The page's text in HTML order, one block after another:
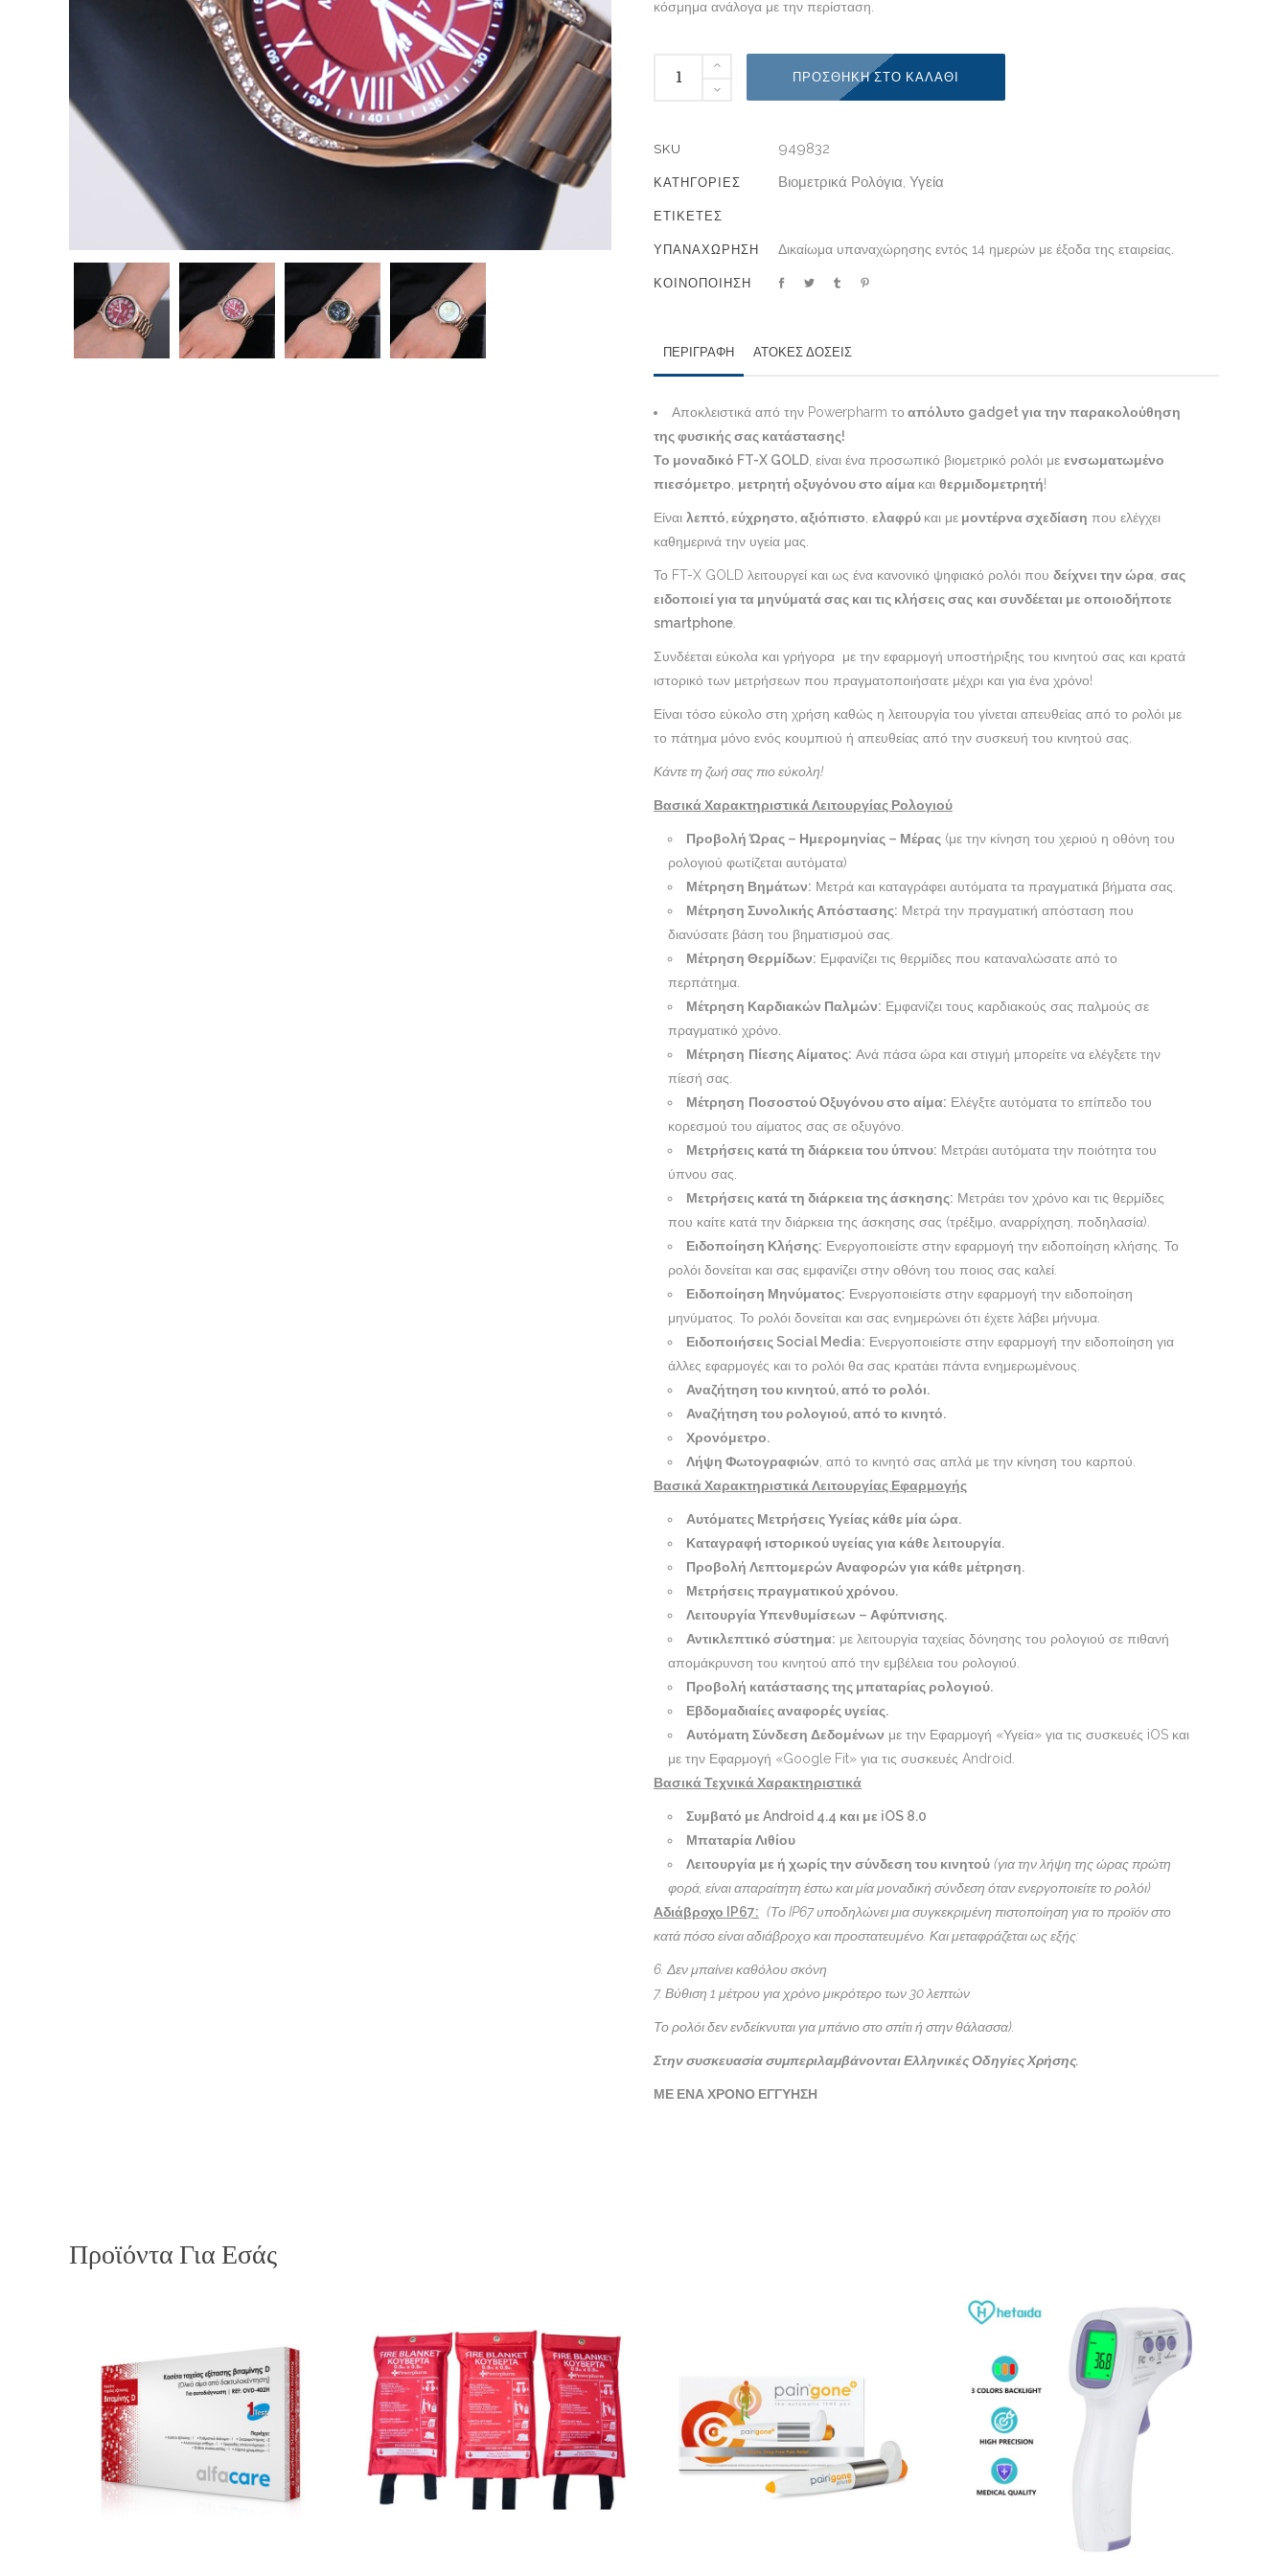
κόσμημα ανάλογα με την περίσταση.
ΠΡΟΣΘΉΚΗ ΣΤΟ ΚΑΛΆΘΙ
SKU 949832
ΚΑΤΗΓΟΡΊΕΣ Βιομετρικά Ρολόγια, Υγεία
ΕΤΙΚΈΤΕΣ
ΥΠΑΝΑΧΩΡΗΣΗ Δικαίωμα υπαναχώρησης εντός 14 ημερών με έξοδα της εταιρείας.
ΚΟΙΝΟΠΟΙΗΣΗ
ΠΕΡΙΓΡΑΦΗ ΆΤΟΚΕΣ ΔΌΣΕΙΣ
Αποκλειστικά από την Powerpharm το απόλυτο gadget για την παρακολούθηση
της φυσικής σας κατάστασης!
Το μοναδικό FT-X GOLD, είναι ένα προσωπικό βιομετρικό ρολόι με ενσωματωμένο
πιεσόμετρο, μετρητή οξυγόνου στο αίμα και θερμιδομετρητή!
Είναι λεπτό, εύχρηστο, αξιόπιστο, ελαφρύ και με μοντέρνα σχεδίαση που ελέγχει
καθημερινά την υγεία μας.
Το FT-X GOLD λειτουργεί και ως ένα κανονικό ψηφιακό ρολόι που δείχνει την ώρα, σας
ειδοποιεί για τα μηνύματά σας και τις κλήσεις σας και συνδέεται με οποιοδήποτε
smartphone.
Συνδέεται εύκολα και γρήγορα με την εφαρμογή υποστήριξης του κινητού σας και κρατά
ιστορικό των μετρήσεων που πραγματοποιήσατε μέχρι και για ένα χρόνο!
Είναι τόσο εύκολο στη χρήση καθώς η λειτουργία του γίνεται απευθείας από το ρολόι με
το πάτημα μόνο ενός κουμπιού ή απευθείας από την συσκευή του κινητού σας.
Κάντε τη ζωή σας πιο εύκολη!
Βασικά Χαρακτηριστικά Λειτουργίας Ρολογιού
Προβολή Ώρας – Ημερομηνίας – Μέρας (με την κίνηση του χεριού η οθόνη του
ρολογιού φωτίζεται αυτόματα)
Μέτρηση Βημάτων: Μετρά και καταγράφει αυτόματα τα πραγματικά βήματα σας.
Μέτρηση Συνολικής Απόστασης: Μετρά την πραγματική απόσταση που
διανύσατε βάση του βηματισμού σας.
Μέτρηση Θερμίδων: Εμφανίζει τις θερμίδες που καταναλώσατε από το
περπάτημα.
Μέτρηση Καρδιακών Παλμών: Εμφανίζει τους καρδιακούς σας παλμούς σε
πραγματικό χρόνο.
Μέτρηση Πίεσης Αίματος: Ανά πάσα ώρα και στιγμή μπορείτε να ελέγξετε την
πίεσή σας.
Μέτρηση Ποσοστού Οξυγόνου στο αίμα: Ελέγξτε αυτόματα το επίπεδο του
κορεσμού του αίματος σας σε οξυγόνο.
Μετρήσεις κατά τη διάρκεια του ύπνου: Μετράει αυτόματα την ποιότητα του
ύπνου σας.
Μετρήσεις κατά τη διάρκεια της άσκησης: Μετράει τον χρόνο και τις θερμίδες
που καίτε κατά την διάρκεια της άσκησης σας (τρέξιμο, αναρρίχηση, ποδηλασία).
Ειδοποίηση Κλήσης: Ενεργοποιείστε στην εφαρμογή την ειδοποίηση κλήσης. Το
ρολόι δονείται και σας εμφανίζει στην οθόνη του ποιος σας καλεί.
Ειδοποίηση Μηνύματος: Ενεργοποιείστε στην εφαρμογή την ειδοποίηση
μηνύματος. Το ρολόι δονείται και σας ενημερώνει ότι έχετε λάβει μήνυμα.
Ειδοποιήσεις Social Media: Ενεργοποιείστε στην εφαρμογή την ειδοποίηση για
άλλες εφαρμογές και το ρολόι θα σας κρατάει πάντα ενημερωμένους.
Αναζήτηση του κινητού, από το ρολόι.
Αναζήτηση του ρολογιού, από το κινητό.
Χρονόμετρο.
Λήψη Φωτογραφιών, από το κινητό σας απλά με την κίνηση του καρπού.
Βασικά Χαρακτηριστικά Λειτουργίας Εφαρμογής
Αυτόματες Μετρήσεις Υγείας κάθε μία ώρα.
Καταγραφή ιστορικού υγείας για κάθε λειτουργία.
Προβολή Λεπτομερών Αναφορών για κάθε μέτρηση.
Μετρήσεις πραγματικού χρόνου.
Λειτουργία Υπενθυμίσεων – Αφύπνισης.
Αντικλεπτικό σύστημα: με λειτουργία ταχείας δόνησης του ρολογιού σε πιθανή
απομάκρυνση του κινητού από την εμβέλεια του ρολογιού.
Προβολή κατάστασης της μπαταρίας ρολογιού.
Εβδομαδιαίες αναφορές υγείας.
Αυτόματη Σύνδεση Δεδομένων με την Εφαρμογή «Υγεία» για τις συσκευές iOS και
με την Εφαρμογή «Google Fit» για τις συσκευές Android.
Βασικά Τεχνικά Χαρακτηριστικά
Συμβατό με Android 4.4 και με iOS 8.0
Μπαταρία Λιθίου
Λειτουργία με ή χωρίς την σύνδεση του κινητού (για την λήψη της ώρας πρώτη
φορά, είναι απαραίτητη έστω και μία μοναδική σύνδεση όταν ενεργοποιείτε το ρολόι)
Αδιάβροχο IP67: (Το IP67 υποδηλώνει μια συγκεκριμένη πιστοποίηση για το προϊόν στο
κατά πόσο είναι αδιάβροχο και προστατευμένο. Και μεταφράζεται ως εξής:
6. Δεν μπαίνει καθόλου σκόνη
7. Βύθιση 1 μέτρου για χρόνο μικρότερο των 30 λεπτών
Το ρολόι δεν ενδείκνυται για μπάνιο στο σπίτι ή στην θάλασσα).
Στην συσκευασία συμπεριλαμβάνονται Ελληνικές Οδηγίες Χρήσης.
ΜΕ ΕΝΑ ΧΡΟΝΟ ΕΓΓΥΗΣΗ
Προϊόντα Για Εσάς
ΔΕΊΤΕ ΠΕΡΙΣΣΌΤΕΡΑ ΔΕΊΤΕ ΠΕΡΙΣΣΌΤΕΡΑ ΔΕΊΤΕ ΠΕΡΙΣΣΌΤΕΡΑ